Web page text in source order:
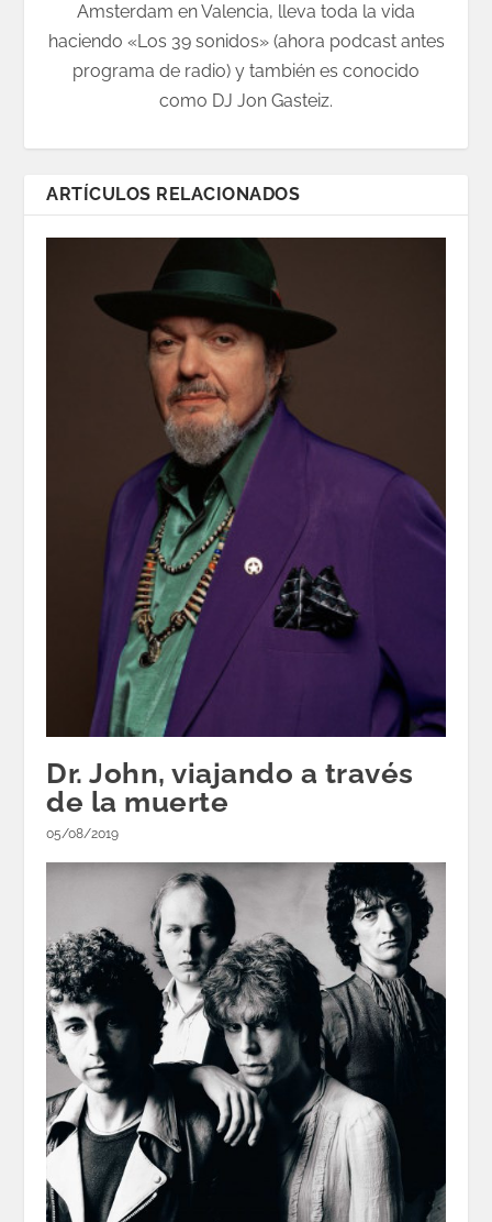
Amsterdam en Valencia, lleva toda la vida
haciendo «Los 39 sonidos» (ahora podcast antes
programa de radio) y también es conocido
como DJ Jon Gasteiz.
ARTÍCULOS RELACIONADOS
Dr. John, viajando a través
de la muerte
05/08/2019